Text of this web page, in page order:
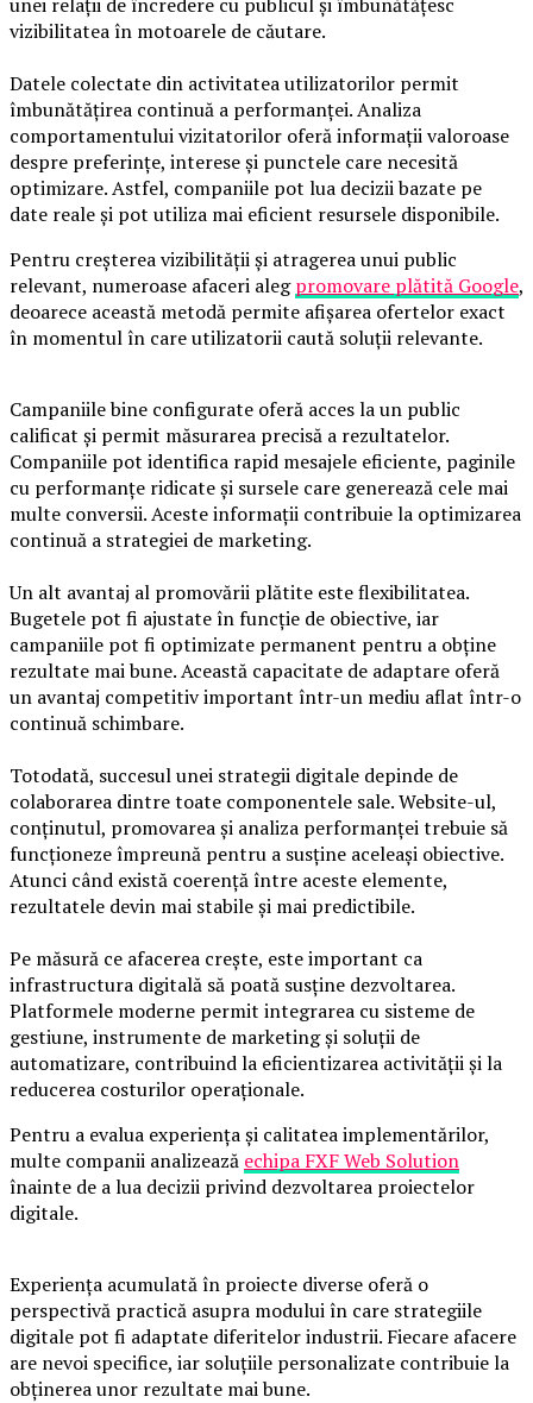
vizibilitatea în motoarele de căutare.
Datele colectate din activitatea utilizatorilor permit
îmbunătățirea continuă a performanței. Analiza
comportamentului vizitatorilor oferă informații valoroase
despre preferințe, interese și punctele care necesită
optimizare. Astfel, companiile pot lua decizii bazate pe
date reale și pot utiliza mai eficient resursele disponibile.
Pentru creșterea vizibilității și atragerea unui public
relevant, numeroase afaceri alegpromovare plătită Google,
deoarece această metodă permite afișarea ofertelor exact
în momentul în care utilizatorii caută soluții relevante.
Campaniile bine configurate oferă acces la un public
calificat și permit măsurarea precisă a rezultatelor.
Companiile pot identifica rapid mesajele eficiente, paginile
cu performanțe ridicate și sursele care generează cele mai
multe conversii. Aceste informații contribuie la optimizarea
continuă a strategiei de marketing.
Un alt avantaj al promovării plătite este flexibilitatea.
Bugetele pot fi ajustate în funcție de obiective, iar
campaniile pot fi optimizate permanent pentru a obține
rezultate mai bune. Această capacitate de adaptare oferă
un avantaj competitiv important într-un mediu aflat într-o
continuă schimbare.
Totodată, succesul unei strategii digitale depinde de
colaborarea dintre toate componentele sale. Website-ul,
conținutul, promovarea și analiza performanței trebuie să
funcționeze împreună pentru a susține aceleași obiective.
Atunci când există coerență între aceste elemente,
rezultatele devin mai stabile și mai predictibile.
Pe măsură ce afacerea crește, este important ca
infrastructura digitală să poată susține dezvoltarea.
Platformele moderne permit integrarea cu sisteme de
gestiune, instrumente de marketing și soluții de
automatizare, contribuind la eficientizarea activității și la
reducerea costurilor operaționale.
Pentru a evalua experiența și calitatea implementărilor,
multe companii analizează echipa FXF Web Solution
înainte de a lua decizii privind dezvoltarea proiectelor
digitale.
Experiența acumulată în proiecte diverse oferă o
perspectivă practică asupra modului în care strategiile
digitale pot fi adaptate diferitelor industrii. Fiecare afacere
are nevoi specifice, iar soluțiile personalizate contribuie la
obținerea unor rezultate mai bune.